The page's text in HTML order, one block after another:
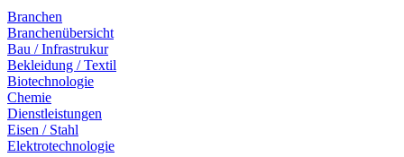
Branchen
Branchenübersicht
Bau / Infrastrukur
Bekleidung / Textil
Biotechnologie
Chemie
Dienstleistungen
Eisen / Stahl
Elektrotechnologie